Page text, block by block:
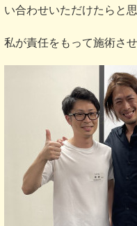
い合わせいただけたらと思
私が責任をもって施術さ